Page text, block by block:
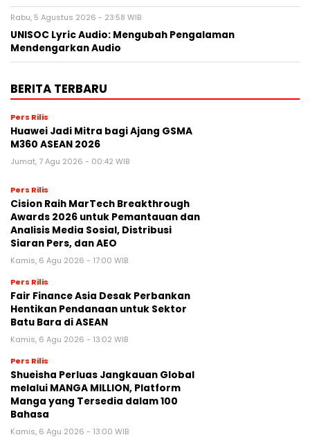
Rabu, 5 Agustus 2026 - 23:58 WIB
UNISOC Lyric Audio: Mengubah Pengalaman
Mendengarkan Audio
BERITA TERBARU
Pers Rilis
Huawei Jadi Mitra bagi Ajang GSMA
M360 ASEAN 2026
Jumat, 7 Agu 2026 - 00:42 WIB
Pers Rilis
Cision Raih MarTech Breakthrough
Awards 2026 untuk Pemantauan dan
Analisis Media Sosial, Distribusi
Siaran Pers, dan AEO
Kamis, 6 Agu 2026 - 17:00 WIB
Pers Rilis
Fair Finance Asia Desak Perbankan
Hentikan Pendanaan untuk Sektor
Batu Bara di ASEAN
Kamis, 6 Agu 2026 - 13:02 WIB
Pers Rilis
Shueisha Perluas Jangkauan Global
melalui MANGA MILLION, Platform
Manga yang Tersedia dalam 100
Bahasa
Kamis, 6 Agu 2026 - 13:00 WIB